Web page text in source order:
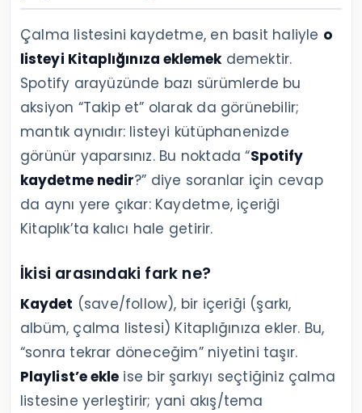
Çalma listesini kaydetme, en basit haliyle o
listeyi Kitaplığınıza eklemekdemektir.
Spotify arayüzünde bazı sürümlerde bu
aksiyon “Takip et” olarak da görünebilir;
mantık aynıdır: listeyi kütüphanenizde
görünür yaparsınız. Bu noktada “Spotify
kaydetme nedir?” diye soranlar için cevap
da aynı yere çıkar: Kaydetme, içeriği
Kitaplık’ta kalıcı hale getirir.
İkisi arasındaki fark ne?
Kaydet (save/follow), bir içeriği (şarkı,
albüm, çalma listesi) Kitaplığınıza ekler. Bu,
“sonra tekrar döneceğim” niyetini taşır.
Playlist’e ekle ise bir şarkıyı seçtiğiniz çalma
listesine yerleştirir; yani akış/tema